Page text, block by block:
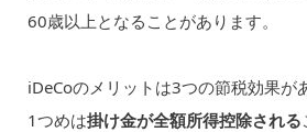
60歳以上となることがあります。
iDeCoのメリットは3つの節税効果が
1つめは掛け金が全額所得控除される